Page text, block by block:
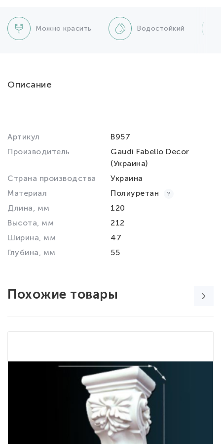
Можно красить Водостойкий
Описание
Артикул
B957
Производитель
Gaudi Fabello Decor
(Украина)
Страна производства
Украина
Материал
Полиуретан
Длина, мм
120
Высота, мм
212
Ширина, мм
47
Глубина, мм
55
Похожие товары